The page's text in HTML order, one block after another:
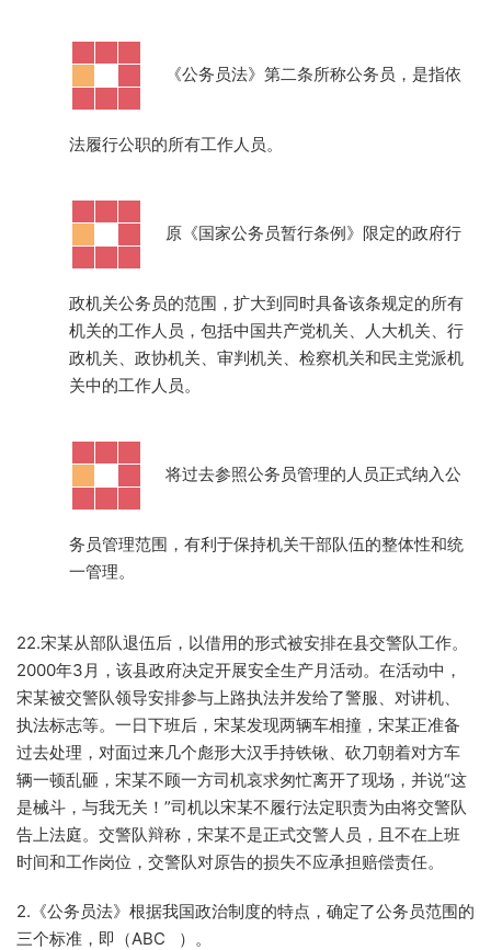
《公务员法》第二条所称公务员，是指依
法履行公职的所有工作人员。
原《国家公务员暂行条例》限定的政府行
政机关公务员的范围，扩大到同时具备该条规定的所有
机关的工作人员，包括中国共产党机关、人大机关、行
政机关、政协机关、审判机关、检察机关和民主党派机
关中的工作人员。
将过去参照公务员管理的人员正式纳入公
务员管理范围，有利于保持机关干部队伍的整体性和统
一管理。
22.宋某从部队退伍后，以借用的形式被安排在县交警队工作。
2000年3月，该县政府决定开展安全生产月活动。在活动中，
宋某被交警队领导安排参与上路执法并发给了警服、对讲机、
执法标志等。一日下班后，宋某发现两辆车相撞，宋某正准备
过去处理，对面过来几个彪形大汉手持铁锹、砍刀朝着对方车
辆一顿乱砸，宋某不顾一方司机哀求匆忙离开了现场，并说“这
是械斗，与我无关！”司机以宋某不履行法定职责为由将交警队
告上法庭。交警队辩称，宋某不是正式交警人员，且不在上班
时间和工作岗位，交警队对原告的损失不应承担赔偿责任。
2.《公务员法》根据我国政治制度的特点，确定了公务员范围的
三个标准，即（ABC ）。